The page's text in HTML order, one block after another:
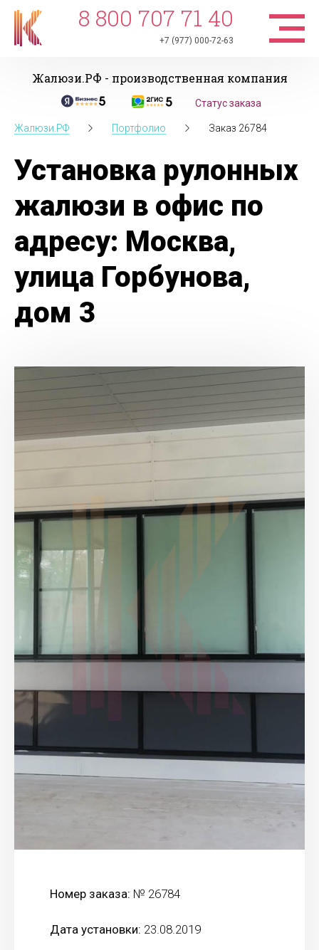
8 800 707 71 40
+7 (977) 000-72-63
Жалюзи.РФ - производственная компания
Статус заказа
Жалюзи.РФ Портфолио Заказ 26784
Установка рулонных
жалюзи в офис по
адресу: Москва,
улица Горбунова,
дом 3
Номер заказа: № 26784
Дата установки: 23.08.2019